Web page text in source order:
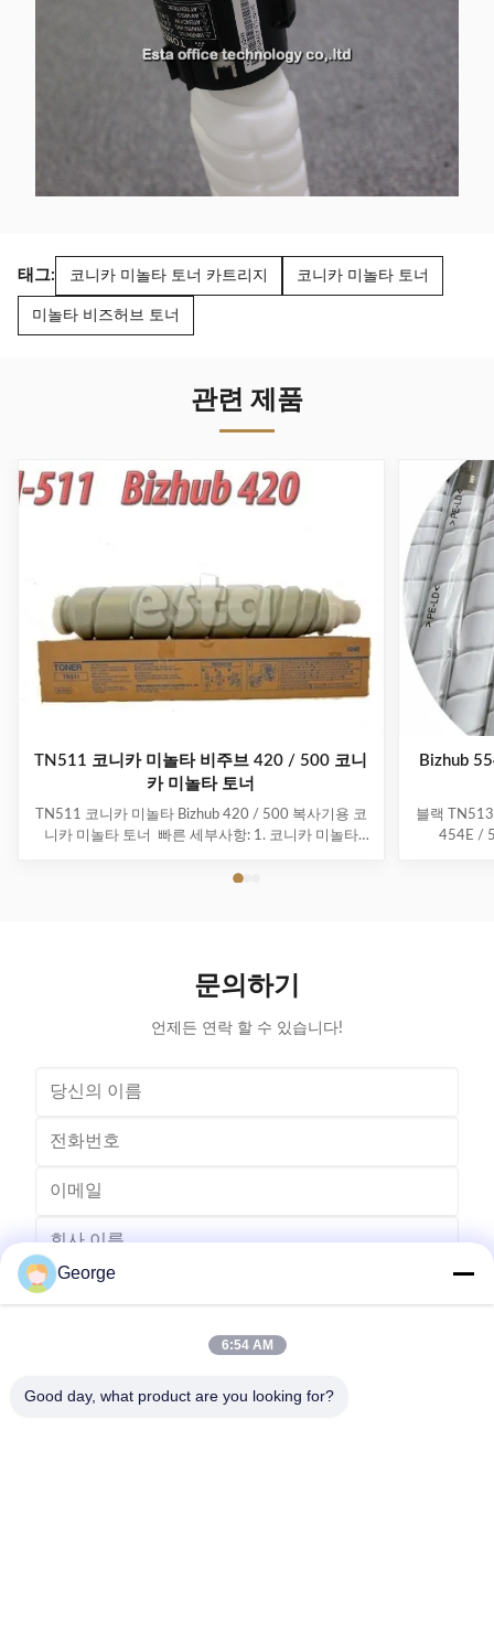
태그: 코니카 미놀타 토너 카트리지 코니카 미놀타 토너
미놀타 비즈허브 토너
관련 제품
TN511 코니카 미놀타 비주브 420 / 500 코니
카 미놀타 토너
TN511 코니카 미놀타 Bizhub 420 / 500 복사기용 코
니카 미놀타 토너 ​ 빠른 세부사항: 1. 코니카 미놀타
더: 676g 3. 코니카 미놀타 Bizhub BZ-420/500에 사
KONICA MINOLTA bizhub360 / 361 ...
Bizhub
블랙
454E /
문의하기
언제든 연락 할 수 있습니다!
George
6:54 AM
Good day, what product are you looking for?